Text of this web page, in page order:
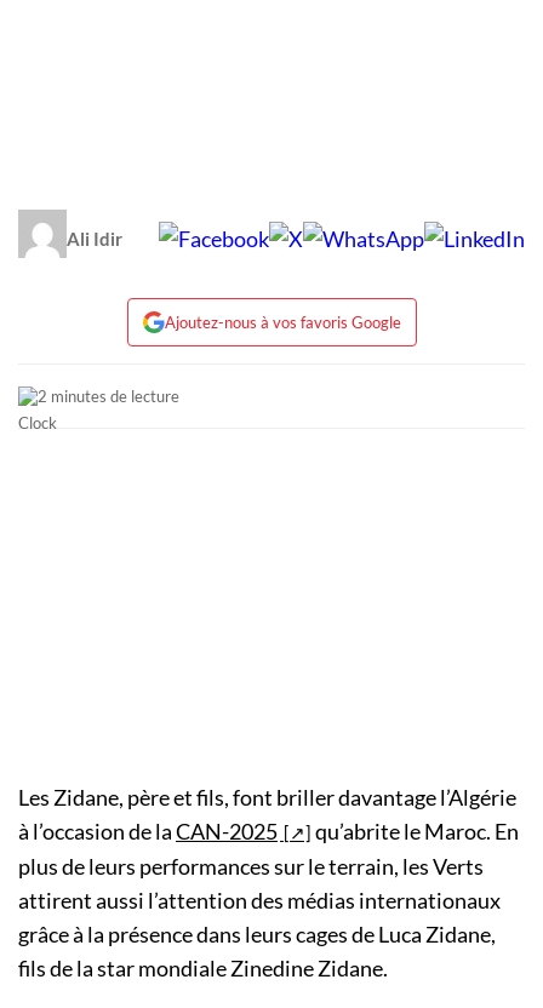
Ali Idir
Ajoutez-nous à vos favoris Google
2 minutes de lecture
Les Zidane, père et fils, font briller davantage l’Algérie
à l’occasion de laCAN-2025
qu’abrite le Maroc. En
plus de leurs performances sur le terrain, les Verts
attirent aussi l’attention des médias internationaux
grâce à la présence dans leurs cages de Luca Zidane,
fils de la star mondiale Zinedine Zidane.